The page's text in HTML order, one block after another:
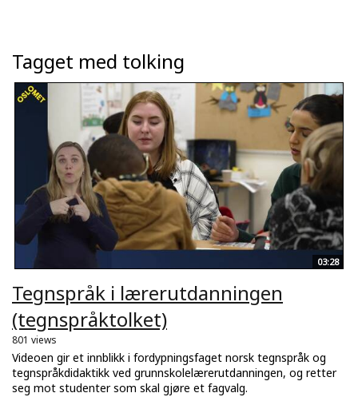
Tagget med tolking
03:28
Tegnspråk i lærerutdanningen
(tegnspråktolket)
801 views
Videoen gir et innblikk i fordypningsfaget norsk tegnspråk og
tegnspråkdidaktikk ved grunnskolelærerutdanningen, og retter
seg mot studenter som skal gjøre et fagvalg.